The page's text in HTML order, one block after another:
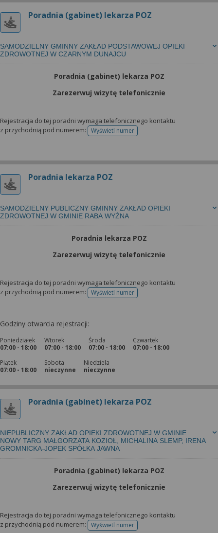
Poradnia (gabinet) lekarza POZ
SAMODZIELNY GMINNY ZAKŁAD PODSTAWOWEJ OPIEKI
ZDROWOTNEJ W CZARNYM DUNAJCU
Poradnia (gabinet) lekarza POZ
Zarezerwuj wizytę telefonicznie
Rejestracja do tej poradni wymaga telefonicznego kontaktu
z przychodnią pod numerem:
Wyświetl numertelefonu do rejestracji
Poradnia lekarza POZ
SAMODZIELNY PUBLICZNY GMINNY ZAKŁAD OPIEKI
ZDROWOTNEJ W GMINIE RABA WYŻNA
Poradnia lekarza POZ
Zarezerwuj wizytę telefonicznie
Rejestracja do tej poradni wymaga telefonicznego kontaktu
z przychodnią pod numerem:
Wyświetl numertelefonu do rejestracji
Godziny otwarcia rejestracji:
Poniedziałek
07:00 - 18:00
Wtorek
07:00 - 18:00
Środa
07:00 - 18:00
Czwartek
07:00 - 18:00
Piątek
07:00 - 18:00
Sobota
nieczynne
Niedziela
nieczynne
Poradnia (gabinet) lekarza POZ
NIEPUBLICZNY ZAKŁAD OPIEKI ZDROWOTNEJ W GMINIE
NOWY TARG MAŁGORZATA KOZIOŁ, MICHALINA SLEMP, IRENA
GROMNICKA-JOPEK SPÓŁKA JAWNA
Poradnia (gabinet) lekarza POZ
Zarezerwuj wizytę telefonicznie
Rejestracja do tej poradni wymaga telefonicznego kontaktu
z przychodnią pod numerem:
Wyświetl numertelefonu do rejestracji